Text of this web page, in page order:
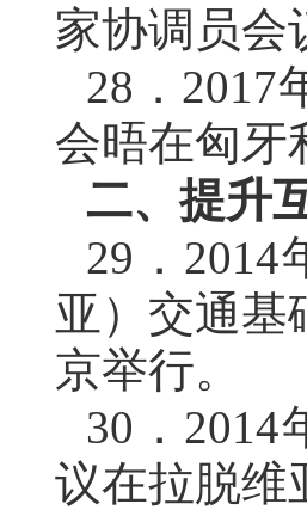
家协调员会
28． 2017
会晤在匈牙
二、提升
29． 2014
亚）交通基
京举行。
30． 2014
议在拉脱维